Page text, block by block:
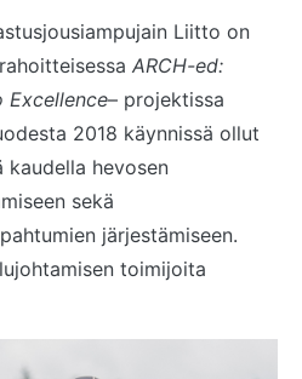
Liitto on
ARCH-ed:
Excellence– projektissa
2018 käynnissä ollut
hevosen
sekä
järjestämiseen.
toimijoita